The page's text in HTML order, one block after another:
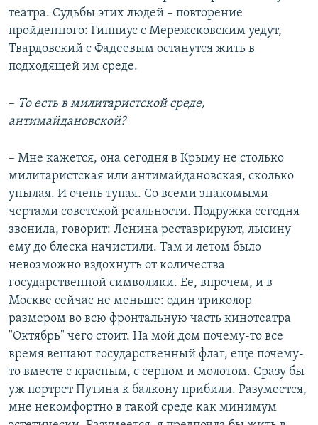
театра. Судьбы этих людей – повторение
пройденного: Гиппиус с Мережсковским уедут,
Твардовский с Фадеевым останутся жить в
подходящей им среде.
–​ То есть в милитаристской среде,
антимайдановской?
– Мне кажется, она сегодня в Крыму не столько
милитаристская или антимайдановская, сколько
унылая. И очень тупая. Со всеми знакомыми
чертами советской реальности. Подружка сегодня
звонила, говорит: Ленина реставрируют, лысину
ему до блеска начистили. Там и летом было
невозможно вздохнуть от количества
государственной символики. Ее, впрочем, и в
Москве сейчас не меньше: один триколор
размером во всю фронтальную часть кинотеатра
"Октябрь" чего стоит. На мой дом почему-то все
время вешают государственный флаг, еще почему-
то вместе с красным, с серпом и молотом. Сразу бы
уж портрет Путина к балкону прибили. Разумеется,
мне некомфортно в такой среде как минимум